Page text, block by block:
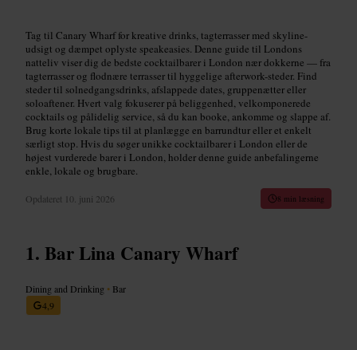
Tag til Canary Wharf for kreative drinks, tagterrasser med skyline-
udsigt og dæmpet oplyste speakeasies. Denne guide til Londons
natteliv viser dig de bedste cocktailbarer i London nær dokkerne — fra
tagterrasser og flodnære terrasser til hyggelige afterwork-steder. Find
steder til solnedgangsdrinks, afslappede dates, gruppenætter eller
soloaftener. Hvert valg fokuserer på beliggenhed, velkomponerede
cocktails og pålidelig service, så du kan booke, ankomme og slappe af.
Brug korte lokale tips til at planlægge en barrundtur eller et enkelt
særligt stop. Hvis du søger unikke cocktailbarer i London eller de
højest vurderede barer i London, holder denne guide anbefalingerne
enkle, lokale og brugbare.
Opdateret 10. juni 2026 8 min læsning
Bar Lina Canary Wharf
Dining and Drinking • Bar
4,9